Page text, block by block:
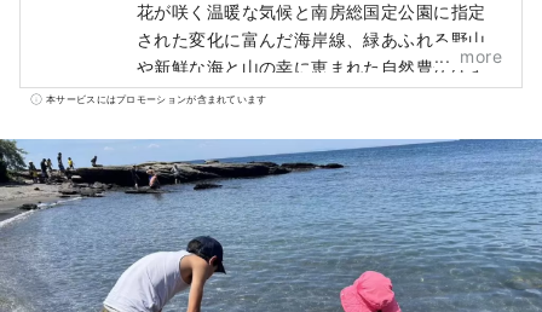
花が咲く温暖な気候と南房総国定公園に指定
された変化に富んだ海岸線、緑あふれる野山
や新鮮な海と山の幸に恵まれた自然豊かなま
ちです。 そして、南総里見八犬伝のモデルの
る歴史とロマン漂うまちでもあります。 千葉
県の南端、東京からわずか100キロ圏内にある
館山で、都会の喧騒を離れ、ゆったりと癒し
の時間をお過ごしください。
more
本サービスにはプロモーションが含まれています